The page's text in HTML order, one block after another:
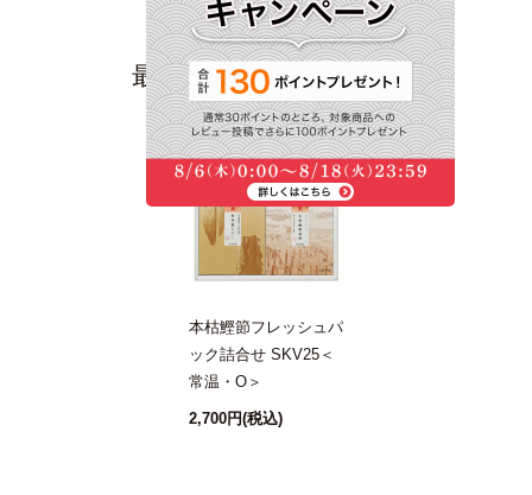
最近チェックした商品
本枯鰹節フレッシュパ
ック詰合せ SKV25＜
常温・O＞
2,700円(税込)